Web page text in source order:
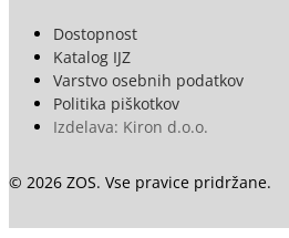
© 2026 ZOS. Vse pravice pridržane.
Dostopnost
Katalog IJZ
Varstvo osebnih podatkov
Politika piškotkov
Izdelava: Kiron d.o.o.